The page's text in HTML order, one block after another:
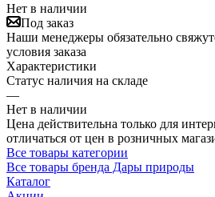
Нет в наличии
Под заказ
Наши менеджеры обязательно
условия заказа
Характеристики
Статус наличия на складе
—
Нет в наличии
Цена действительна только для
отличаться от цен в розничных
Все товары категории
Все товары бренда Дары природы
Каталог